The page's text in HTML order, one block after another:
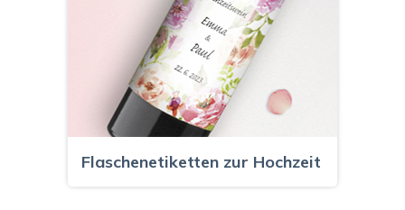
Flaschenetiketten zur Hochzeit